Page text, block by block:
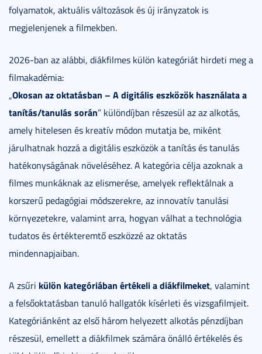
folyamatok, aktuális változások és új irányzatok is
megjelenjenek a filmekben.
2026-ban az alábbi, diákfilmes külön kategóriát hirdeti meg a
filmakadémia:
„Okosan az oktatásban – A digitális eszközök használata a
tanítás/tanulás során” különdíjban részesül az az alkotás,
amely hitelesen és kreatív módon mutatja be, miként
járulhatnak hozzá a digitális eszközök a tanítás és tanulás
hatékonyságának növeléséhez. A kategória célja azoknak a
filmes munkáknak az elismerése, amelyek reflektálnak a
korszerű pedagógiai módszerekre, az innovatív tanulási
környezetekre, valamint arra, hogyan válhat a technológia
tudatos és értékteremtő eszközzé az oktatás
mindennapjaiban.
A zsűri külön kategóriában értékeli a diákfilmeket, valamint
a felsőoktatásban tanuló hallgatók kísérleti és vizsgafilmjeit.
Kategóriánként az első három helyezett alkotás pénzdíjban
részesül, emellett a diákfilmek számára önálló értékelés és